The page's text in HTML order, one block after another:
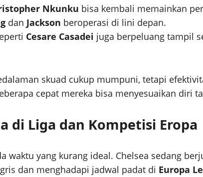
Nkunku bisa kembali memainkan
dan Jackson beroperasi di lini depan.
Cesare Casadei juga berpeluang tampil
skuad cukup mumpuni, tetapi
cepat mereka bisa menyesuaikan diri
di Liga dan Kompetisi Eropa
waktu yang kurang ideal. Chelsea sedang
dan menghadapi jadwal padat di Europa